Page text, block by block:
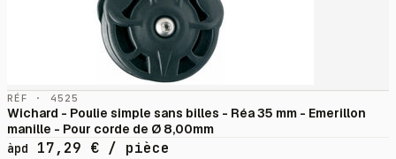
RÉF · 4525
Wichard - Poulie simple sans billes - Réa 35 mm - Emerillon
manille - Pour corde de Ø 8,00mm
àpd
17,29 € / pièce